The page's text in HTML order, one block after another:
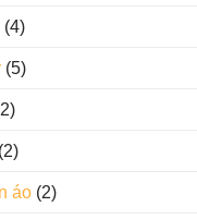
(4)
(5)
áo (2)